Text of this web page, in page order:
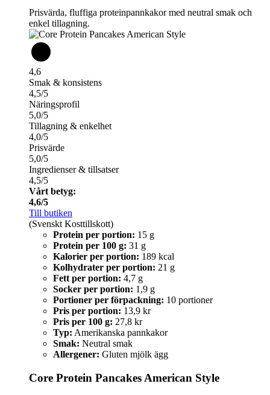
Prisvärda, fluffiga proteinpannkakor med neutral smak och
enkel tillagning.
4,6
Smak & konsistens
4,5/5
Näringsprofil
5,0/5
Tillagning & enkelhet
4,0/5
Prisvärde
5,0/5
Ingredienser & tillsatser
4,5/5
Vårt betyg:
4,6/5
Till butiken
(Svenskt Kosttillskott)
Protein per portion: 15 g
Protein per 100 g: 31 g
Kalorier per portion: 189 kcal
Kolhydrater per portion: 21 g
Fett per portion: 4,7 g
Socker per portion: 1,9 g
Portioner per förpackning: 10 portioner
Pris per portion: 13,9 kr
Pris per 100 g: 27,8 kr
Typ: Amerikanska pannkakor
Smak: Neutral smak
Allergener: Gluten mjölk ägg
Core Protein Pancakes American Style